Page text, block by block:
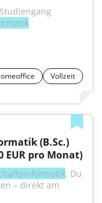
Vollzeit
(B.Sc.)
EUR pro Monat)
. Du
– direkt am